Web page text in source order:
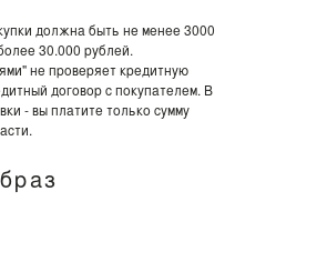
должна быть не менее 3000
30.000 рублей.
не проверяет кредитную
договор с покупателем. В
- вы платите только сумму